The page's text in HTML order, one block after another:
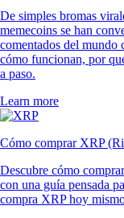
De simples bromas
memecoins se han
comentados del mundo
cómo funcionan, por
a paso.
Learn more
Cómo comprar XRP
Descubre cómo
con una guía pensada
compra XRP hoy